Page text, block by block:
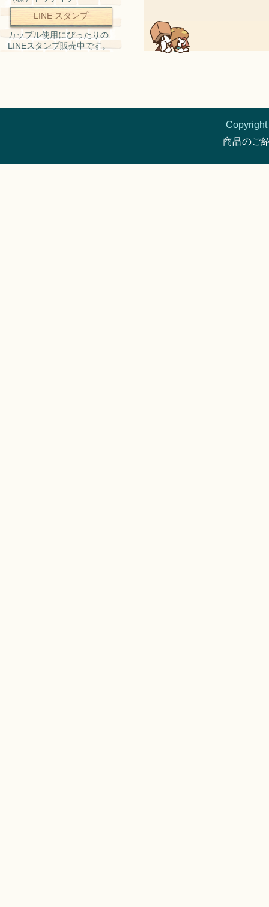
LINE スタンプ
カップル使用にぴったりの
LINEスタンプ販売中です。
商品のご